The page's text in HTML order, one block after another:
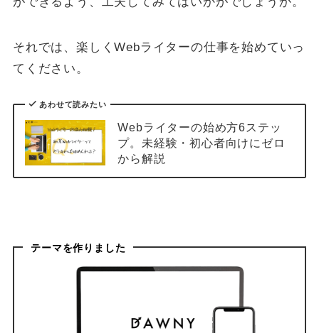
それでは、楽しくWebライターの仕事を始めていっ
てください。
あわせて読みたい
Webライターの始め方6ステッ
プ。未経験・初心者向けにゼロ
から解説
テーマを作りました